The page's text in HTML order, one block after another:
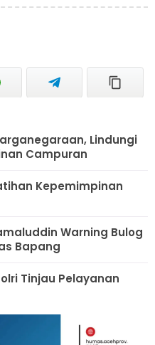
Lindungi
Campuran
Kepemimpinan
Warning Bulog
Bapang
Tinjau Pelayanan